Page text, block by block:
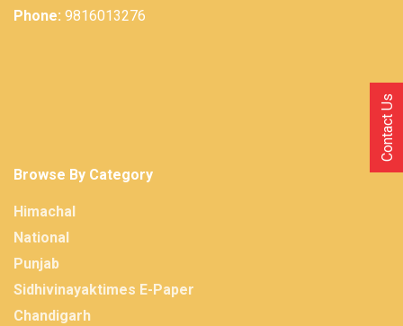
Phone: 9816013276
Browse By Category
Himachal
National
Punjab
Sidhivinayaktimes E-Paper
Chandigarh
Contact Us